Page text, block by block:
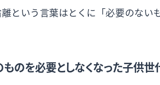
という言葉はとくに「必要のない
のを必要としなくなった子供世